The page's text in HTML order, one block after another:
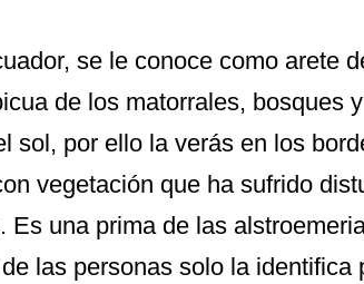
se le conoce como arete
de los matorrales, bosques
sol, por ello la verás en los
vegetación que ha sufrido
Es una prima de las
las personas solo la identifica